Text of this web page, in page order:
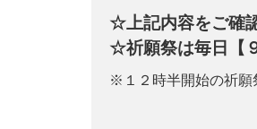
☆上記内容をご確
☆祈願祭は毎日【
※１２時半開始の祈願